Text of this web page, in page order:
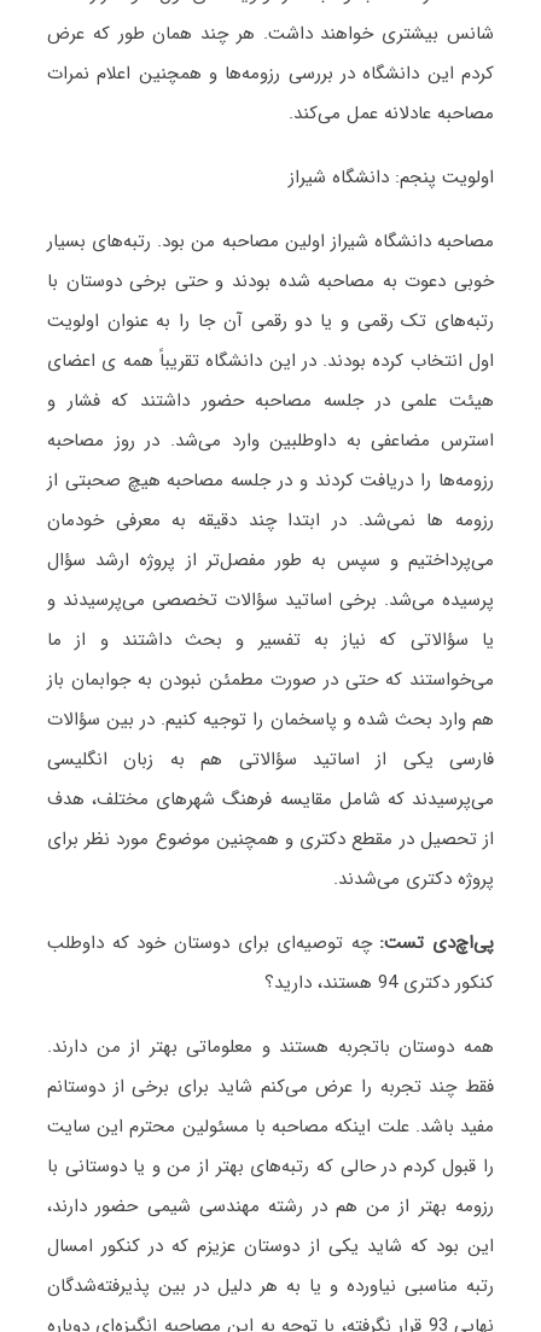
شانس بیشتری خواهند داشت. هر چند همان طور که عرض
کردم این دانشگاه در بررسی رزومه‌ها و همچنین اعلام نمرات
مصاحبه عادلانه عمل می‌کند.
اولویت پنجم: دانشگاه شیراز
مصاحبه دانشگاه شیراز اولین مصاحبه من بود. رتبه‌های بسیار
خوبی دعوت به مصاحبه شده بودند و حتی برخی دوستان با
رتبه‌های تک رقمی و یا دو رقمی آن جا را به عنوان اولویت
اول انتخاب کرده بودند. در این دانشگاه تقریباً همه ی اعضای
هیئت علمی در جلسه مصاحبه حضور داشتند که فشار و
استرس مضاعفی به داوطلبین وارد می‌شد. در روز مصاحبه
رزومه‌ها را دریافت کردند و در جلسه مصاحبه هیچ صحبتی از
رزومه ها نمی‌شد. در ابتدا چند دقیقه به معرفی خودمان
می‌پرداختیم و سپس به طور مفصل‌تر از پروژه ارشد سؤال
پرسیده می‌شد. برخی اساتید سؤالات تخصصی می‌پرسیدند و
یا سؤالاتی که نیاز به تفسیر و بحث داشتند و از ما
می‌خواستند که حتی در صورت مطمئن نبودن به جوابمان باز
هم وارد بحث شده و پاسخمان را توجیه کنیم. در بین سؤالات
فارسی یکی از اساتید سؤالاتی هم به زبان انگلیسی
می‌پرسیدند که شامل مقایسه فرهنگ شهرهای مختلف، هدف
از تحصیل در مقطع دکتری و همچنین موضوع مورد نظر برای
پروژه دکتری می‌شدند.
پیاچدی تست:چه توصیه‌ای برای دوستان خود که داوطلب
کنکور دکتری 94 هستند، دارید؟
همه دوستان باتجربه هستند و معلوماتی بهتر از من دارند.
فقط چند تجربه را عرض می‌کنم شاید برای برخی از دوستانم
مفید باشد. علت اینکه مصاحبه با مسئولین محترم این سایت
را قبول کردم در حالی که رتبه‌های بهتر از من و یا دوستانی با
رزومه بهتر از من هم در رشته مهندسی شیمی حضور دارند،
این بود که شاید یکی از دوستان عزیزم که در کنکور امسال
رتبه مناسبی نیاورده و یا به هر دلیل در بین پذیرفته‌شدگان